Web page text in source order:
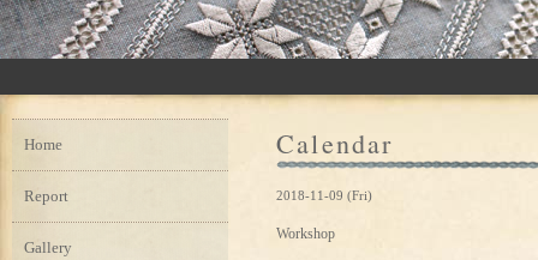
Calendar
2018-11-09 (Fri)
Workshop
Home
Report
Gallery